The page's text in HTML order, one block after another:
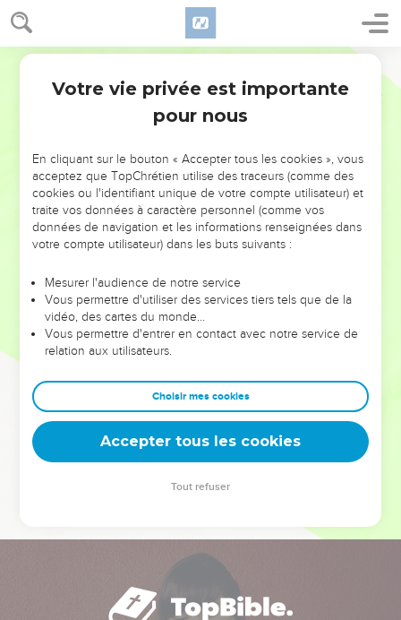
NE MANQUEZ PAS L’ÉVÉNEMENT
DE L’ANNÉE !
ET SI LEURS ERREURS POUVAIENT VOUS ÉVITER LES
VOTRES ?
leur foi ou leur vision. Mais on voit moins les doutes, les erreurs
et les saisons difficiles qu'ils ont traversés, alors même que ce
sont elles qui les ont façonnés.
Dans cette conférence, leaders, entrepreneurs, et responsables
clés pour avancer avec plus de sagesse afin que leurs erreurs
deviennent vos tremplins. Que vous guidiez un ministère, une
équipe, un groupe ou une famille, leur expérience est faite
Votre vie privée est importante
pour nous
En cliquant sur le bouton « Accepter tous les cookies », vous
acceptez que TopChrétien utilise des traceurs (comme des
cookies ou l'identifiant unique de votre compte utilisateur) et
traite vos données à caractère personnel (comme vos
données de navigation et les informations renseignées dans
votre compte utilisateur) dans les buts suivants :
Mesurer l'audience de notre service
Vous permettre d'utiliser des services tiers tels que de la
vidéo, des cartes du monde…
Vous permettre d'entrer en contact avec notre service de
relation aux utilisateurs.
Choisir mes cookies
Accepter tous les cookies
Tout refuser